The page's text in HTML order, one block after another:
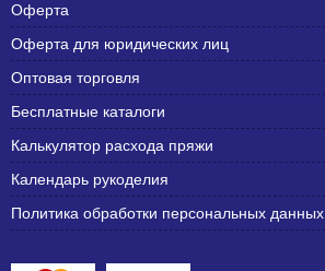
Оферта
Оферта для юридических лиц
Оптовая торговля
Бесплатные каталоги
Калькулятор расхода пряжи
Календарь рукоделия
Политика обработки персональных данных